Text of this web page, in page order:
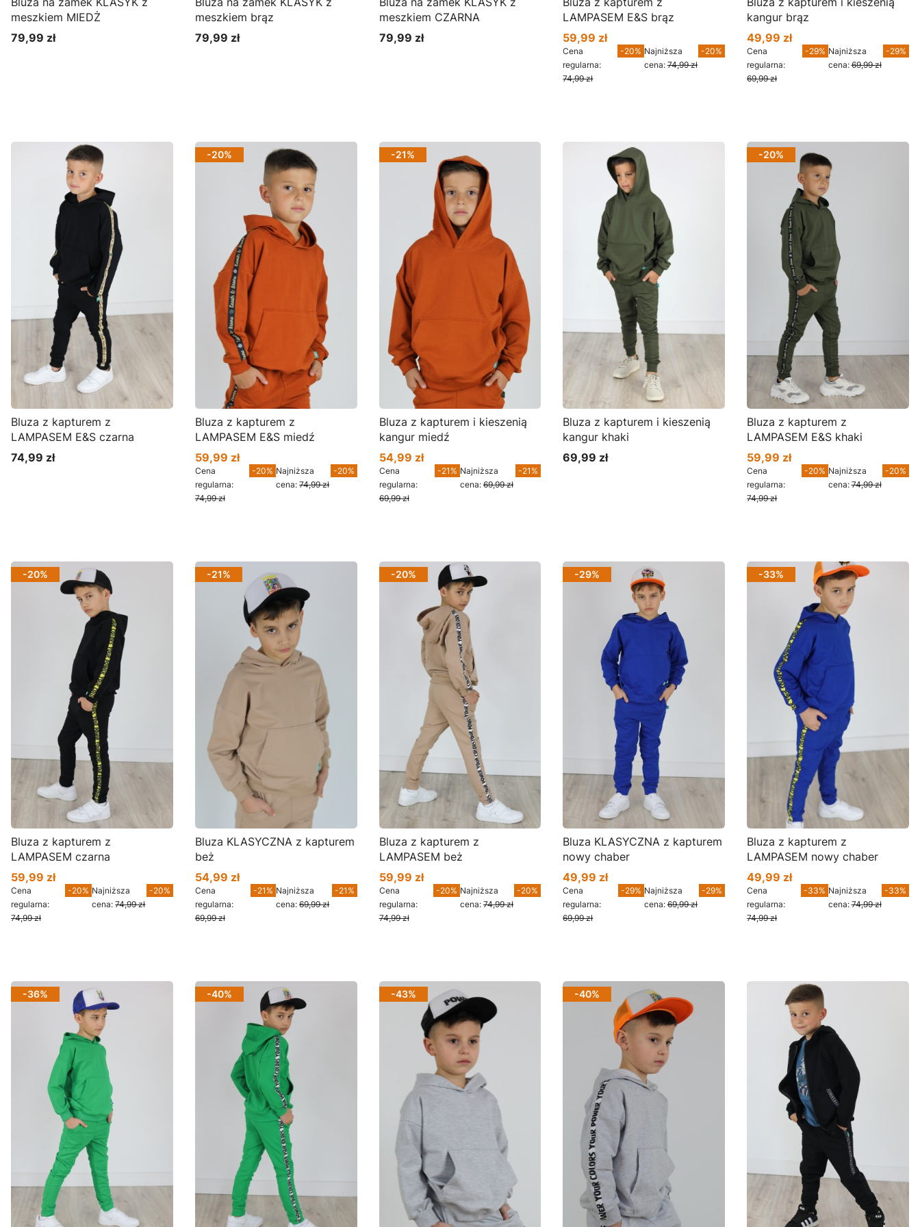
meszkiem MIEDŻ
Cena
79,99 zł
meszkiem brąz
Cena
79,99 zł
meszkiem CZARNA
Cena
79,99 zł
LAMPASEM E&S brąz
Cena promocyjna
59,99 zł
Cena
regularna:
74,99 zł
-20% Najniższa
cena: 74,99 zł
-20%
kangur brąz
Cena promocyjna
49,99 zł
Cena
regularna:
69,99 zł
-29% Najniższa
cena: 69,99 zł
-29%
Bluza z kapturem z
LAMPASEM E&S czarna
Cena
74,99 zł
-20%
Bluza z kapturem z
LAMPASEM E&S miedź
Cena promocyjna
59,99 zł
Cena
regularna:
74,99 zł
-20% Najniższa
cena: 74,99 zł
-20%
-21%
Bluza z kapturem i kieszenią
kangur miedź
Cena promocyjna
54,99 zł
Cena
regularna:
69,99 zł
-21% Najniższa
cena: 69,99 zł
-21%
Bluza z kapturem i kieszenią
kangur khaki
Cena
69,99 zł
-20%
Bluza z kapturem z
LAMPASEM E&S khaki
Cena promocyjna
59,99 zł
Cena
regularna:
74,99 zł
-20% Najniższa
cena: 74,99 zł
-20%
-20%
Bluza z kapturem z
LAMPASEM czarna
Cena promocyjna
59,99 zł
Cena
regularna:
74,99 zł
-20% Najniższa
cena: 74,99 zł
-20%
-21%
Bluza KLASYCZNA z kapturem
beż
Cena promocyjna
54,99 zł
Cena
regularna:
69,99 zł
-21% Najniższa
cena: 69,99 zł
-21%
-20%
Bluza z kapturem z
LAMPASEM beż
Cena promocyjna
59,99 zł
Cena
regularna:
74,99 zł
-20% Najniższa
cena: 74,99 zł
-20%
-29%
Bluza KLASYCZNA z kapturem
nowy chaber
Cena promocyjna
49,99 zł
Cena
regularna:
69,99 zł
-29% Najniższa
cena: 69,99 zł
-29%
-33%
Bluza z kapturem z
LAMPASEM nowy chaber
Cena promocyjna
49,99 zł
Cena
regularna:
74,99 zł
-33% Najniższa
cena: 74,99 zł
-33%
-36% -40% -43% -40%